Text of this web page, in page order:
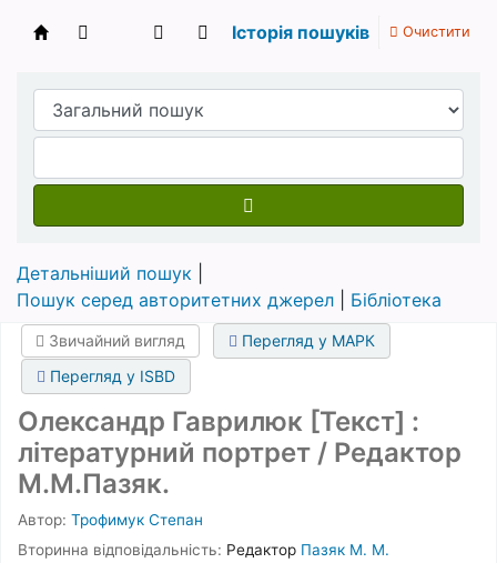
Історія пошуків Очистити
Детальніший пошук
Пошук серед авторитетних джерел
Бібліотека
Звичайний вигляд
Перегляд у МАРК
Перегляд у ISBD
Олександр Гаврилюк [Текст] :
літературний портрет / Редактор
М.М.Пазяк.
Автор: Трофимук Степан
Вторинна відповідальність: Редактор Пазяк М. М.